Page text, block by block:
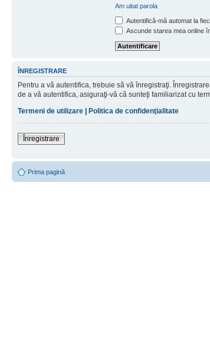
Am uitat parola
Autentifică-mă automat la
Ascunde starea mea online
ÎNREGISTRARE
Pentru a vă autentifica, trebuie să vă înregistraţi.
de a vă autentifica, asiguraţi-vă că sunteţi familiarizat cu
Termeni de utilizare | Politica de confidenţialitate
Înregistrare
Prima pagină